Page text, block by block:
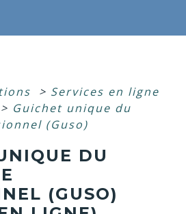
> Services en ligne
> Guichet unique du
(Guso)
DU
(GUSO)